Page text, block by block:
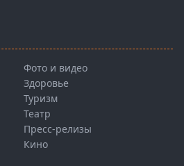
Фото и видео
Здоровье
Туризм
Театр
Пресс-релизы
Кино